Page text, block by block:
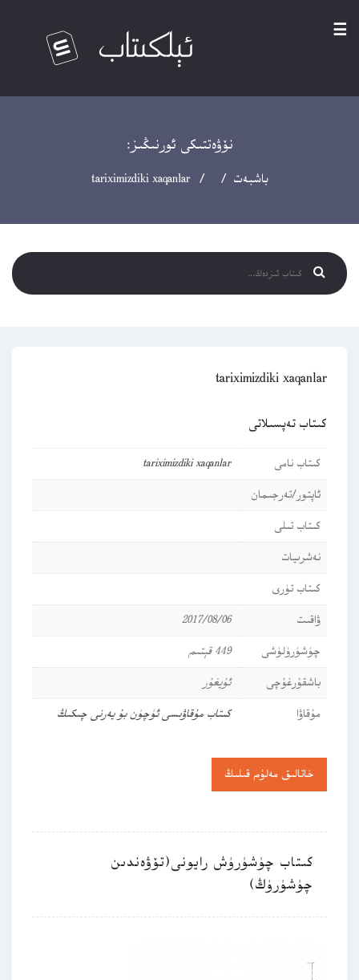
☰
نۆۋەتتىكى ئورنىڭىز:
باشبەت / / tariximizdiki xaqanlar
tariximizdiki xaqanlar
كىتاب تەپسىلاتى
كىتاب نامى
tariximizdiki xaqanlar
ئاپتور/تەرجىمان
كىتاب تىلى
نەشرىيات
كىتاب تۈرى
ۋاقىت
2017/08/06
چۈشۈرۈلۈشى
449 قېتىم
باشقۇرغۇچى
ئۇيغۇر
مۇقاۋا
كىتاب مۇقاۋىسى ئۈچۈن بۇ يەرنى چىكىڭ
خاتالىق مەلۇم قىلىڭ
كىتاب چۈشۈرۈش رايونى(تۆۋەندىن
چۈشۈرۈڭ)